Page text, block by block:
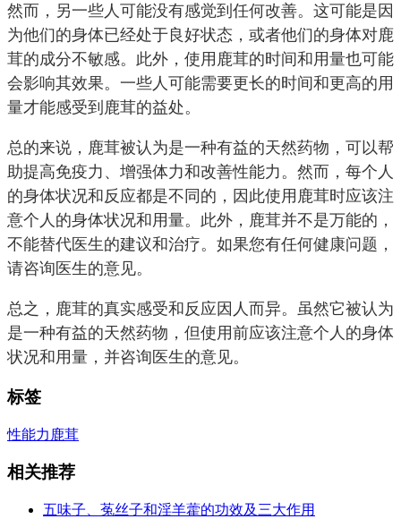
然而，另一些人可能没有感觉到任何改善。这可能是因
为他们的身体已经处于良好状态，或者他们的身体对鹿
茸的成分不敏感。此外，使用鹿茸的时间和用量也可能
会影响其效果。一些人可能需要更长的时间和更高的用
量才能感受到鹿茸的益处。
总的来说，鹿茸被认为是一种有益的天然药物，可以帮
助提高免疫力、增强体力和改善性能力。然而，每个人
的身体状况和反应都是不同的，因此使用鹿茸时应该注
意个人的身体状况和用量。此外，鹿茸并不是万能的，
不能替代医生的建议和治疗。如果您有任何健康问题，
请咨询医生的意见。
总之，鹿茸的真实感受和反应因人而异。虽然它被认为
是一种有益的天然药物，但使用前应该注意个人的身体
状况和用量，并咨询医生的意见。
标签
性能力 鹿茸
相关推荐
五味子、菟丝子和淫羊藿的功效及三大作用